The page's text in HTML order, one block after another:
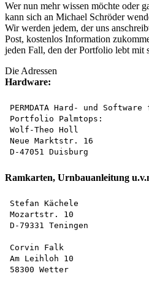
Wer nun mehr wissen möchte oder
kann sich an Michael Schröder
Wir werden jedem, der uns
Post, kostenlos Information
jeden Fall, den der Portfolio lebt mit
Die Adressen
Hardware:
PERMDATA Hard- und
Portfolio Palmtops:
Wolf-Theo Holl
Neue Marktstr. 16
Ramkarten, Urnbauanleitung
Stefan Kächele
Mozartstr. 10
D-79331 Teningen
Corvin Falk
Am Leihloh 10